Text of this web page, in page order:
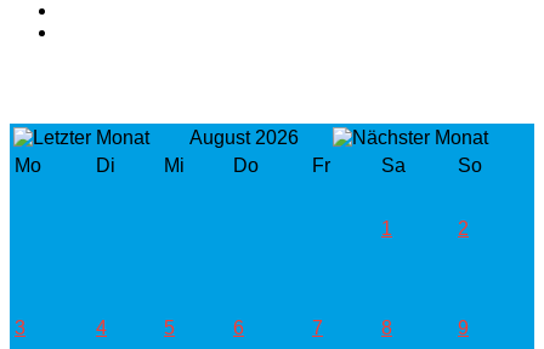
August 2026
Mo
Di Mi Do Fr Sa So
1 2
3 4 5 6 7 8 9